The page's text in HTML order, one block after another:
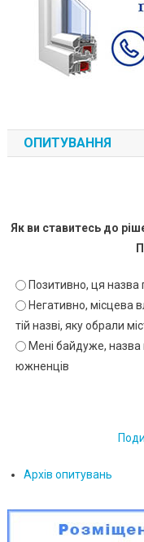
ОПИТУВАННЯ
Як ви ставитесь до
Позитивно, ця назва
Негативно, місцева
тій назві, яку обрали
Мені байдуже, назва
южненців
Архів опитувань